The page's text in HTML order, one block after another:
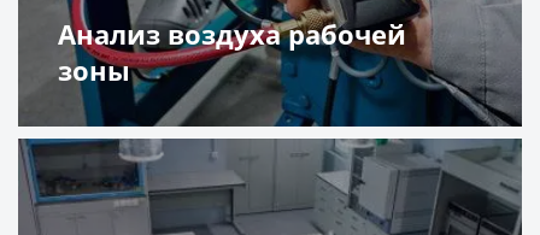
Анализ воздуха рабочей
зоны
Подробнее